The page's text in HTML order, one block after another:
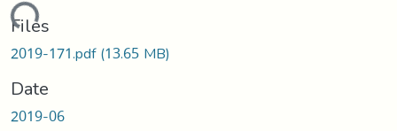
Files
2019-171.pdf(13.65 MB)
Date
2019-06